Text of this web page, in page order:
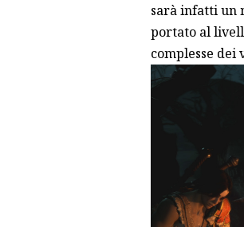
sarà infatti un
portato al
complesse dei